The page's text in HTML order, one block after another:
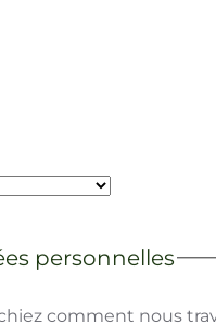
nous travaillons et